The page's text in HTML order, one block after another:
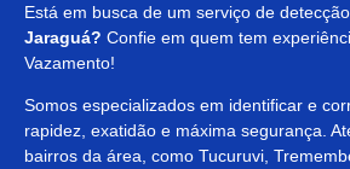
Está em busca de um serviço de
Jaraguá? Confie em quem tem
Vazamento!
Somos especializados em identificar e
rapidez, exatidão e máxima segurança.
bairros da área, como Tucuruvi,